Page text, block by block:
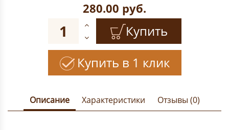
280.00 руб.
Купить
Купить в 1 клик
Описание Характеристики Отзывы (0)